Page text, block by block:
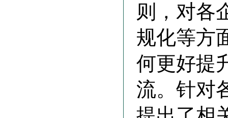
则，对各
规化等方
何更好提
流。针对